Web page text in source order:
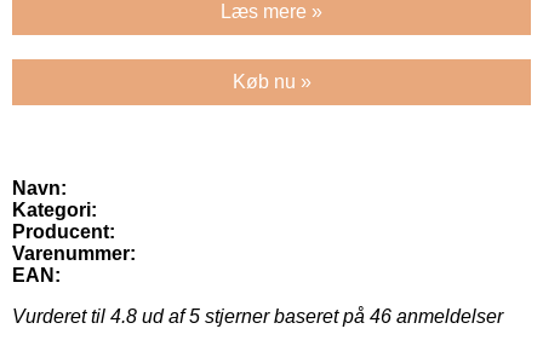
Læs mere »
Køb nu »
Navn:
Kategori:
Producent:
Varenummer:
EAN:
Vurderet til 4.8 ud af 5 stjerner baseret på 46 anmeldelser